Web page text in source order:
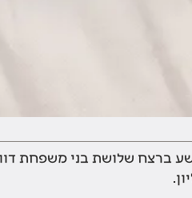
ברצח שלושת בני משפחת